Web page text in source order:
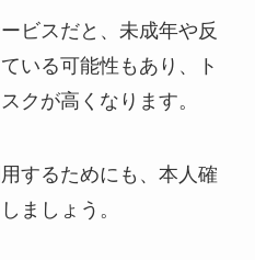
ビスだと、未成年や反
いる可能性もあり、ト
クが高くなります。
するためにも、本人確
ましょう。